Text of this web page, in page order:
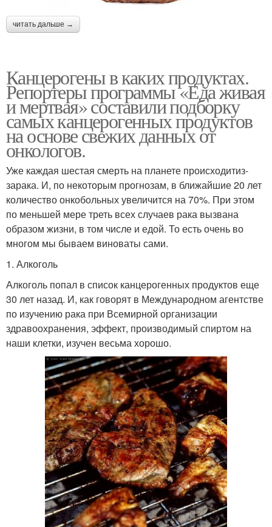
читать дальше →
Канцерогены в каких продуктах.
Репортеры программы «Еда живая
и мертвая» составили подборку
самых канцерогенных продуктов
на основе свежих данных от
онкологов.
Уже каждая шестая смерть на планете происходитиз-
зарака. И, по некоторым прогнозам, в ближайшие 20 лет
количество онкобольных увеличится на 70%. При этом
по меньшей мере треть всех случаев рака вызвана
образом жизни, в том числе и едой. То есть очень во
многом мы бываем виноваты сами.
1. Алкоголь
Алкоголь попал в список канцерогенных продуктов еще
30 лет назад. И, как говорят в Международном агентстве
по изучению рака при Всемирной организации
здравоохранения, эффект, производимый спиртом на
наши клетки, изучен весьма хорошо.